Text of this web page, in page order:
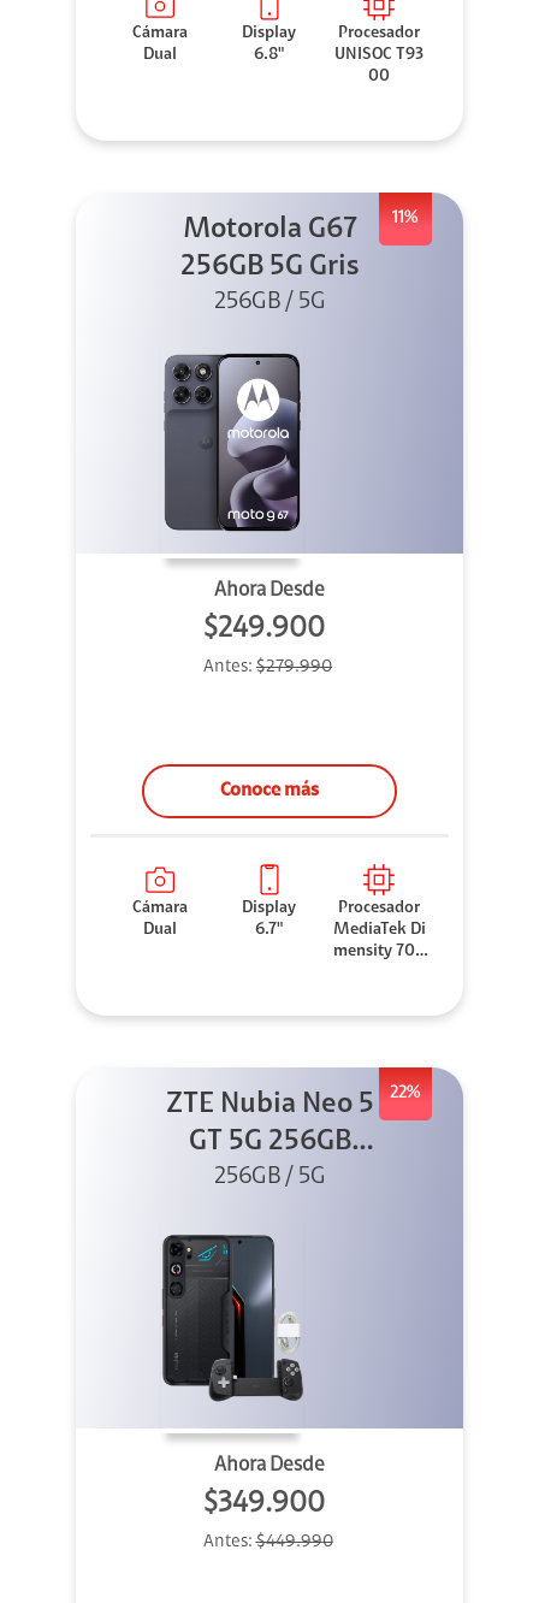
Cámara
Dual
Display
6.8"
Procesador
UNISOC T93
00
11%
Motorola G67
256GB 5G Gris
256GB / 5G
Ahora Desde
$249.900
Antes: $279.990
Conoce más
Cámara
Dual
Display
6.7"
Procesador
MediaTek Di
mensity 706
22%
ZTE Nubia Neo 5
GT 5G 256GB
Negro + GPAD +
256GB / 5G
Ahora Desde
$349.900
Antes:$449.990